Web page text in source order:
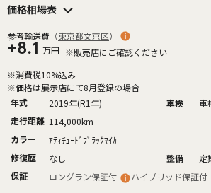
価格相場表
参考輸送費 （東京都文京区）
+8.1 万円 ※販売店にご確認ください
※消費税10%込み
※価格は展示店にて8月登録の場合
年式
2019年(R1年) 車検
車
走行距離 114,000km
カラー
ｱﾃｨﾁｭｰﾄﾞﾌﾞﾗｯｸﾏｲｶ
修復歴
なし 整備
定
保証
ロングラン保証付 ハイブリッド保証付